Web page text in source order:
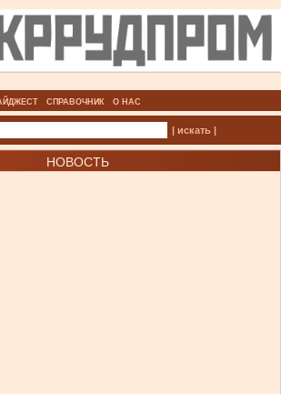
СПРАВОЧНИК О НАС
| искать |
НОВОСТЬ